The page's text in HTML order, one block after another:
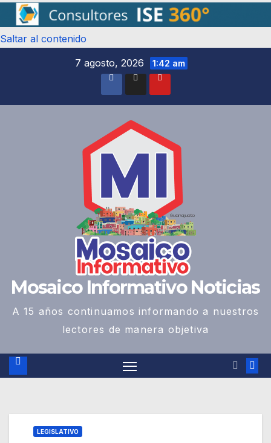
Saltar al contenido
7 agosto, 2026
1:42 am
Mosaico Informativo Noticias
A 15 años continuamos informando a nuestros
lectores de manera objetiva
LEGISLATIVO